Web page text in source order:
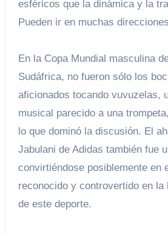
esféricos que la dinámica y la
Pueden ir en muchas
En la Copa Mundial masculina
Sudáfrica, no fueron sólo los
aficionados tocando vuvuzelas,
musical parecido a una
lo que dominó la discusión. El
Jabulani de Adidas también fue
convirtiéndose posiblemente en
reconocido y controvertido en la
de este deporte.